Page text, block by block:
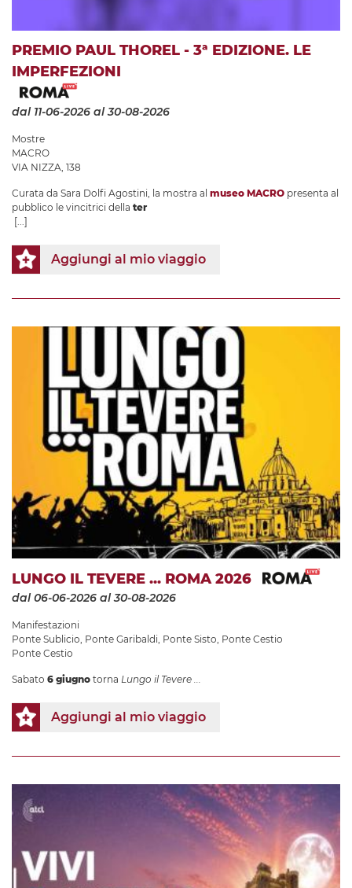
PREMIO PAUL THOREL - 3ª EDIZIONE. LE
IMPERFEZIONI
dal 11-06-2026 al 30-08-2026
Mostre
MACRO
VIA NIZZA, 138
Curata da Sara Dolfi Agostini, la mostra al museo MACRO presenta al
pubblico le vincitrici della ter
[...]
Aggiungi al mio viaggio
LUNGO IL TEVERE ... ROMA 2026
dal 06-06-2026 al 30-08-2026
Manifestazioni
Ponte Sublicio Ponte Garibaldi Ponte Sisto Ponte Cestio
Ponte Cestio
Sabato 6 giugno torna Lungo il Tevere ...
Aggiungi al mio viaggio